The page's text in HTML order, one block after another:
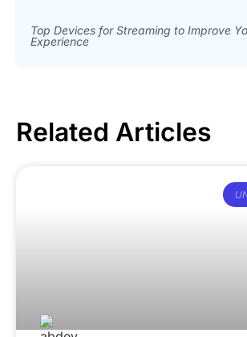
Top Devices for Streaming to Improve
Experience
Related Articles